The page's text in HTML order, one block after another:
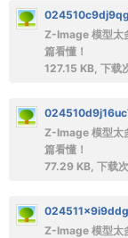
Z-Image 模型太
篇看懂！
127.15 KB, 下载
Z-Image 模型太
篇看懂！
77.29 KB, 下载
Z-Image 模型太